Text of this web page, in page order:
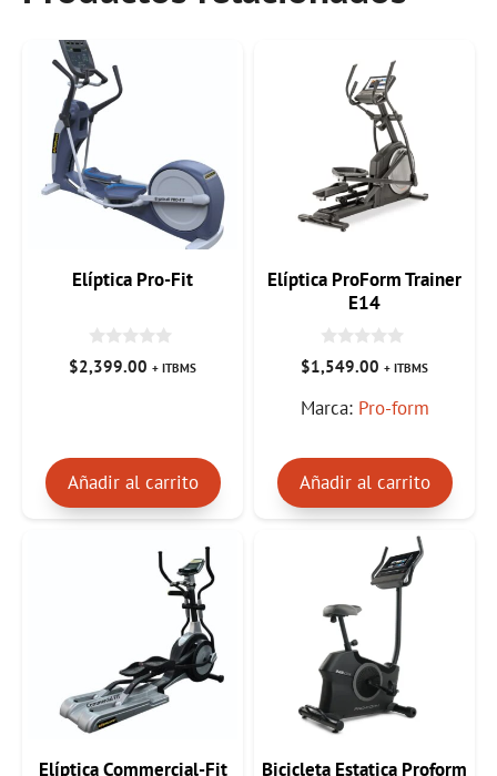
Elíptica Pro-Fit
0
d
$2,399.00 + ITBMS
Añadir al carrito
Elíptica ProForm Trainer
E14
0
d
5
$1,549.00 + ITBMS
Marca: Pro-form
Añadir al carrito
Elíptica Commercial-Fit
Bicicleta Estatica Proform